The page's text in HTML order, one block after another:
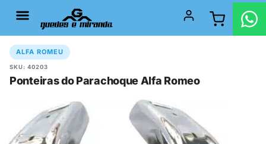
ALFA ROMEU
SKU: 40203
Ponteiras do Parachoque Alfa Romeo